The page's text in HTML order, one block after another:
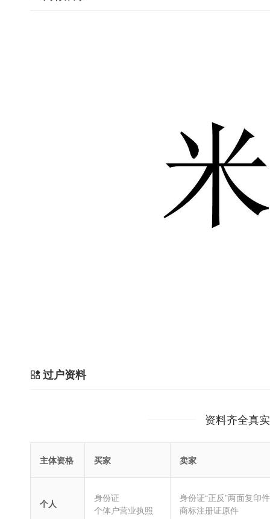
过户资料
资料齐全真
主体资格 买家 卖家
个人
身份证
个体户营业执照
身份证“正反”两面复印件
商标注册证原件